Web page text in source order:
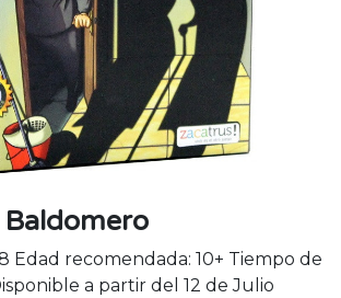
Edad recomendada: 10+ Tiempo de
a partir del 12 de Julio